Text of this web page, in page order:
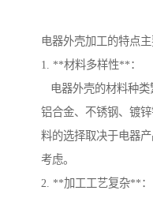
电器外壳加工的特点
1. **材料多样性**：
电器外壳的材料种类
铝合金、不锈钢、镀
料的选择取决于电器
考虑。
2. **加工工艺复杂**：